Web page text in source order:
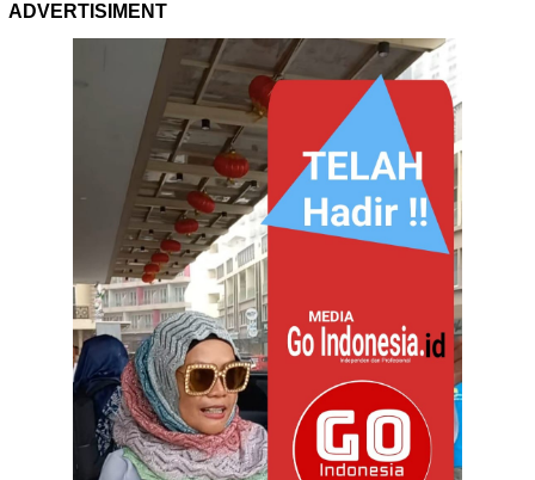
ADVERTISIMENT